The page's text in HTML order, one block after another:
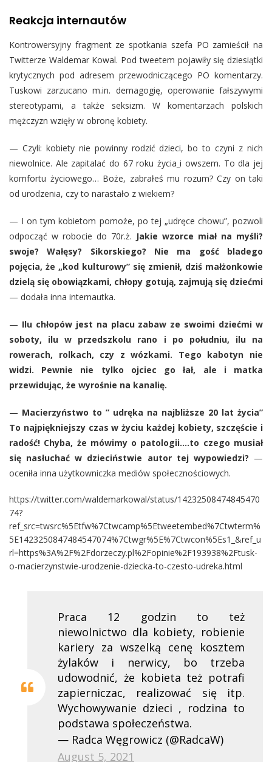
Reakcja internautów
Kontrowersyjny fragment ze spotkania szefa PO zamieścił na
Twitterze Waldemar Kowal. Pod tweetem pojawiły się dziesiątki
krytycznych pod adresem przewodniczącego PO komentarzy.
Tuskowi zarzucano m.in. demagogię, operowanie fałszywymi
stereotypami, a także seksizm. W komentarzach polskich
mężczyzn wzięły w obronę kobiety.
— Czyli: kobiety nie powinny rodzić dzieci, bo to czyni z nich
niewolnice. Ale zapitalać do 67 roku życia i owszem. To dla jej
komfortu życiowego… Boże, zabrałeś mu rozum? Czy on taki
od urodzenia, czy to narastało z wiekiem?
— I on tym kobietom pomoże, po tej „udręce chowu”, pozwoli
odpocząć w robocie do 70r.ż. Jakie wzorce miał na myśli?
swoje? Wałęsy? Sikorskiego? Nie ma gość bladego
pojęcia, że „kod kulturowy” się zmienił, dziś małżonkowie
dzielą się obowiązkami, chłopy gotują, zajmują się dziećmi
— dodała inna internautka.
— Ilu chłopów jest na placu zabaw ze swoimi dziećmi w
soboty, ilu w przedszkolu rano i po południu, ilu na
rowerach, rolkach, czy z wózkami. Tego kabotyn nie
widzi. Pewnie nie tylko ojciec go łał, ale i matka
przewidując, że wyrośnie na kanalię.
— Macierzyństwo to ” udręka na najbliższe 20 lat życia”
To najpiękniejszy czas w życiu każdej kobiety, szczęście i
radość! Chyba, że mówimy o patologii….to czego musiał
się nasłuchać w dzieciństwie autor tej wypowiedzi? —
oceniła inna użytkowniczka mediów społecznościowych.
https://twitter.com/waldemarkowal/status/14232508474845470
74?
ref_src=twsrc%5Etfw%7Ctwcamp%5Etweetembed%7Ctwterm%
5E1423250847484547074%7Ctwgr%5E%7Ctwcon%5Es1_&ref_u
rl=https%3A%2F%2Fdorzeczy.pl%2Fopinie%2F193938%2Ftusk-
o-macierzynstwie-urodzenie-dziecka-to-czesto-udreka.html
Praca 12 godzin to też
niewolnictwo dla kobiety, robienie
kariery za wszelką cenę kosztem
żylaków i nerwicy, bo trzeba
udowodnić, że kobieta też potrafi
zapierniczac, realizować się itp.
Wychowywanie dzieci , rodzina to
podstawa społeczeństwa.
— Radca Węgrowicz (@RadcaW)
August 5, 2021